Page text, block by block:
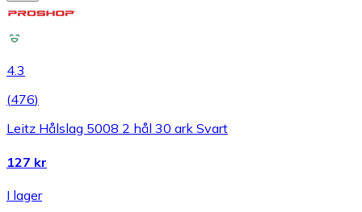
4.3
(476)
Leitz Hålslag 5008 2 hål 30 ark Svart
127 kr
I lager